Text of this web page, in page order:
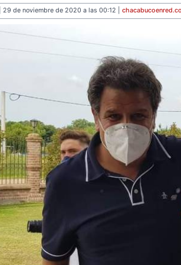
| 29 de noviembre de 2020 a las 00:12 | chacabucoenred